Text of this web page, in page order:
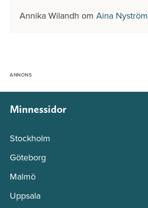
Annika Wilandh om Aina Nyström
Minnessidor
Stockholm
Göteborg
Malmö
Uppsala